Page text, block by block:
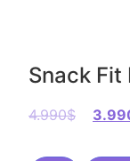
Snack Fit
4.990$